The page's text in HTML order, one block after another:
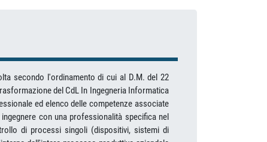
secondo l'ordinamento di cui al D.M. del 22
del CdL In Ingegneria Informatica
ed elenco delle competenze associate
con una professionalità specifica nel
di processi singoli (dispositivi, sistemi di